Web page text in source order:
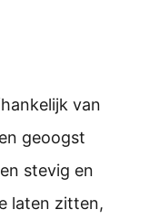
van
geoogst
stevig en
laten zitten,